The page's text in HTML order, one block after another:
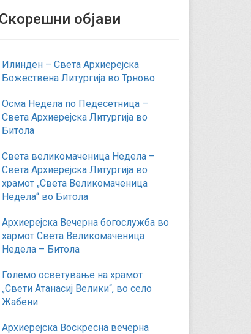
Скорешни објави
Илинден – Света Архиерејска
Божествена Литургија во Трново
Осма Недела по Педесетница –
Света Архиерејска Литургија во
Битола
Света великомаченица Недела –
Света Архиерејска Литургија во
храмот „Света Великомаченица
Недела“ во Битола
Архиерејска Вечерна богослужба во
хармот Света Великомаченица
Недела – Битола
Големо осветување на храмот
„Свети Атанасиј Велики“, во село
Жабени
Архиерејска Воскресна вечерна